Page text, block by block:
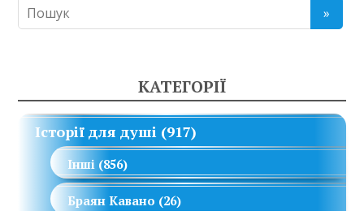
КАТЕГОРІЇ
Історії для душі (917)
Інші (856)
Браян Кавано (26)